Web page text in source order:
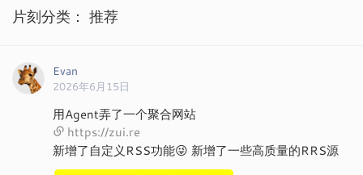
片刻分类： 推荐
Evan
2026年6月15日
用Agent弄了一个聚合网站
https://zui.re
新增了自定义RSS功能😜 新增了一些高质量的RRS源